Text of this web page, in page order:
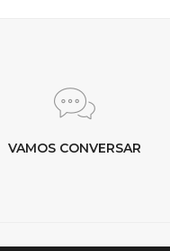
VAMOS CONVERSAR